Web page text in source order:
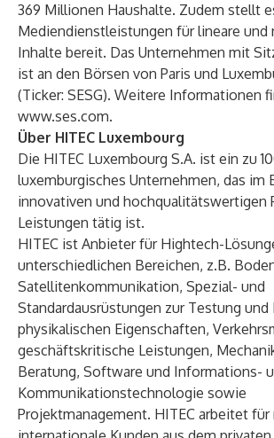
369 Millionen Haushalte. Zudem stellt
Mediendienstleistungen für lineare und
Inhalte bereit. Das Unternehmen mit
ist an den Börsen von Paris und
(Ticker: SESG). Weitere Informationen
www.ses.com.
Über HITEC Luxembourg
Die HITEC Luxembourg S.A. ist ein zu
luxemburgisches Unternehmen, das im
innovativen und hochqualitätswertigen
Leistungen tätig ist.
HITEC ist Anbieter für Hightech-
unterschiedlichen Bereichen, z.B.
Satellitenkommunikation, Spezial- und
Standardausrüstungen zur Testung und
physikalischen Eigenschaften,
geschäftskritische Leistungen,
Beratung, Software und Informations-
Kommunikationstechnologie sowie
Projektmanagement. HITEC arbeitet